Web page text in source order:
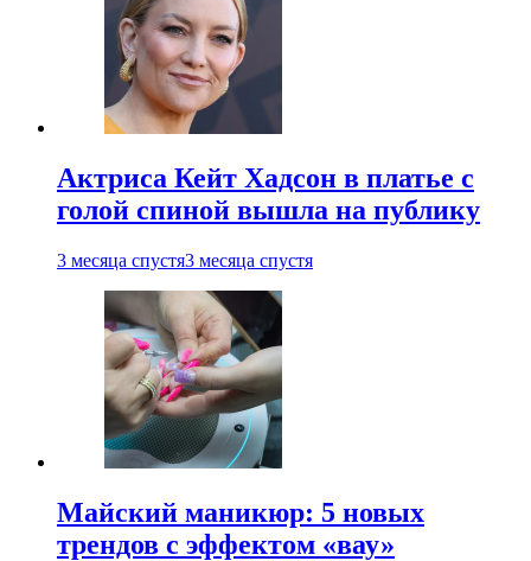
Актриса Кейт Хадсон в платье с
голой спиной вышла на публику
3 месяца спустя3 месяца спустя
Майский маникюр: 5 новых
трендов с эффектом «вау»